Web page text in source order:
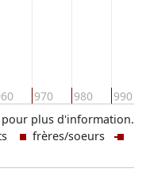
970 980 990
plus d'information.
frères/soeurs